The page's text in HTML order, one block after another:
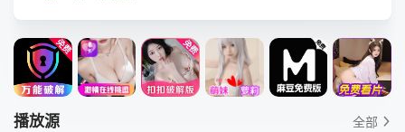
播放源 全部